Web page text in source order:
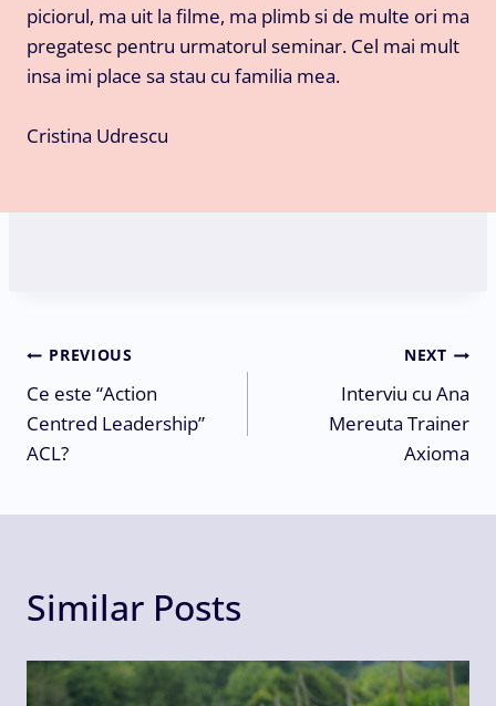
piciorul, ma uit la filme, ma plimb si de multe ori ma
pregatesc pentru urmatorul seminar. Cel mai mult
insa imi place sa stau cu familia mea.
Cristina Udrescu
Post
navigation
PREVIOUS
Ce este “Action
Centred Leadership”
ACL?
NEXT
Interviu cu Ana
Mereuta Trainer
Axioma
Similar Posts